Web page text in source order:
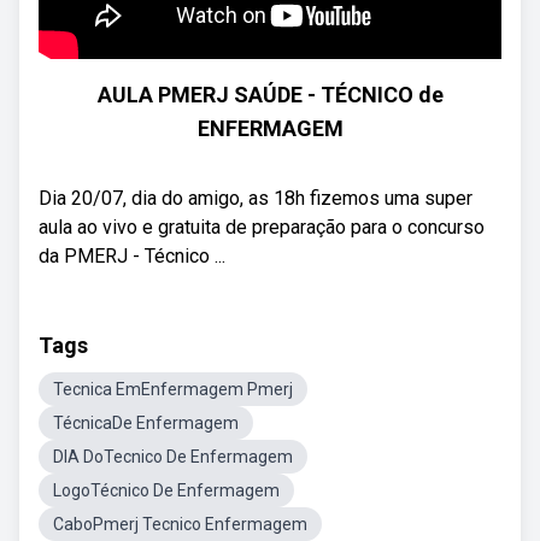
AULA PMERJ SAÚDE - TÉCNICO de
ENFERMAGEM
Dia 20/07, dia do amigo, as 18h fizemos uma super
aula ao vivo e gratuita de preparação para o concurso
da PMERJ - Técnico ...
Tags
Tecnica EmEnfermagem Pmerj
TécnicaDe Enfermagem
DIA DoTecnico De Enfermagem
LogoTécnico De Enfermagem
CaboPmerj Tecnico Enfermagem